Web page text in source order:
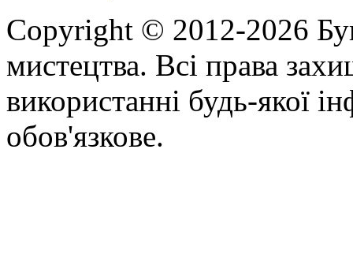
Copyright © 2012-2026
мистецтва. Всі права
використанні будь-якої
обов'язкове.